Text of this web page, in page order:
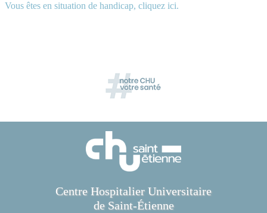
Vous êtes en situation de handicap, cliquez ici.
Centre Hospitalier Universitaire
de Saint-Étienne